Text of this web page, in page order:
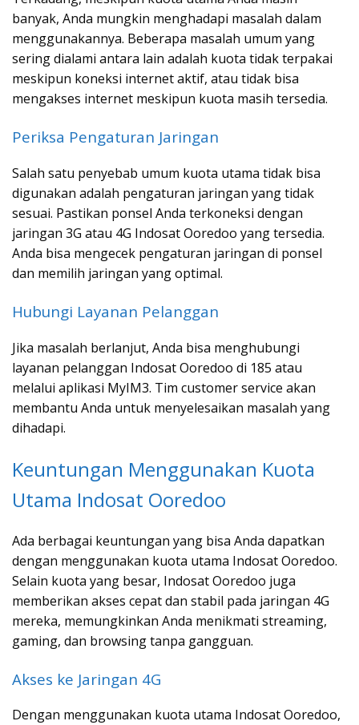
banyak, Anda mungkin menghadapi masalah dalam
menggunakannya. Beberapa masalah umum yang
sering dialami antara lain adalah kuota tidak terpakai
meskipun koneksi internet aktif, atau tidak bisa
mengakses internet meskipun kuota masih tersedia.
Periksa Pengaturan Jaringan
Salah satu penyebab umum kuota utama tidak bisa
digunakan adalah pengaturan jaringan yang tidak
sesuai. Pastikan ponsel Anda terkoneksi dengan
jaringan 3G atau 4G Indosat Ooredoo yang tersedia.
Anda bisa mengecek pengaturan jaringan di ponsel
dan memilih jaringan yang optimal.
Hubungi Layanan Pelanggan
Jika masalah berlanjut, Anda bisa menghubungi
layanan pelanggan Indosat Ooredoo di 185 atau
melalui aplikasi MyIM3. Tim customer service akan
membantu Anda untuk menyelesaikan masalah yang
dihadapi.
Keuntungan Menggunakan Kuota
Utama Indosat Ooredoo
Ada berbagai keuntungan yang bisa Anda dapatkan
dengan menggunakan kuota utama Indosat Ooredoo.
Selain kuota yang besar, Indosat Ooredoo juga
memberikan akses cepat dan stabil pada jaringan 4G
mereka, memungkinkan Anda menikmati streaming,
gaming, dan browsing tanpa gangguan.
Akses ke Jaringan 4G
Dengan menggunakan kuota utama Indosat Ooredoo,